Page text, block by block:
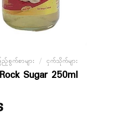
ည့်စွက်စာများ / ငှက်သိုက်များ
Sugar 250ml